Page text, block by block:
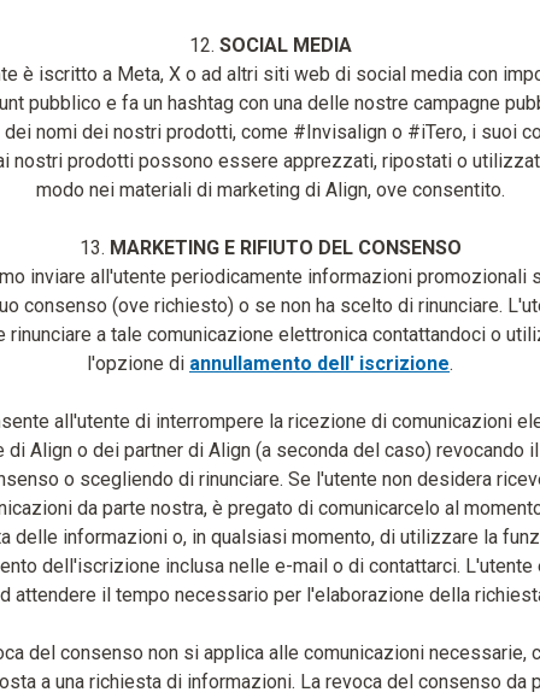
12. SOCIAL MEDIA
è iscritto a Meta, X o ad altri siti web di social media con
pubblico e fa un hashtag con una delle nostre campagne
dei nomi dei nostri prodotti, come #Invisalign o #iTero, i suoi
nostri prodotti possono essere apprezzati, ripostati o
modo nei materiali di marketing di Align, ove consentito.
13. MARKETING E RIFIUTO DEL CONSENSO
inviare all'utente periodicamente informazioni promozionali
consenso (ove richiesto) o se non ha scelto di rinunciare.
rinunciare a tale comunicazione elettronica contattandoci o
l'opzione di annullamento dell' iscrizione.
all'utente di interrompere la ricezione di comunicazioni
di Align o dei partner di Align (a seconda del caso) revocando
o scegliendo di rinunciare. Se l'utente non desidera
da parte nostra, è pregato di comunicarcelo al
delle informazioni o, in qualsiasi momento, di utilizzare la
dell'iscrizione inclusa nelle e-mail o di contattarci. L'utente
attendere il tempo necessario per l'elaborazione della
del consenso non si applica alle comunicazioni necessarie,
a una richiesta di informazioni. La revoca del consenso da